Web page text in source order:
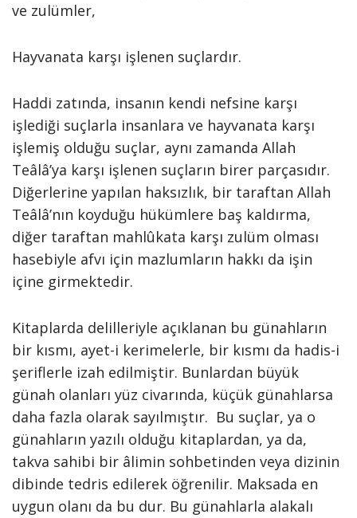
ve zulümler,
Hayvanata karşı işlenen suçlardır.
Haddi zatında, insanın kendi nefsine karşı
işlediği suçlarla insanlara ve hayvanata karşı
işlemiş olduğu suçlar, aynı zamanda Allah
Teâlâ’ya karşı işlenen suçların birer parçasıdır.
Diğerlerine yapılan haksızlık, bir taraftan Allah
Teâlâ’nın koyduğu hükümlere baş kaldırma,
diğer taraftan mahlûkata karşı zulüm olması
hasebiyle afvı için mazlumların hakkı da işin
içine girmektedir.
Kitaplarda delilleriyle açıklanan bu günahların
bir kısmı, ayet-i kerimelerle, bir kısmı da hadis-i
şeriflerle izah edilmiştir. Bunlardan büyük
günah olanları yüz civarında, küçük günahlarsa
daha fazla olarak sayılmıştır. Bu suçlar, ya o
günahların yazılı olduğu kitaplardan, ya da,
takva sahibi bir âlimin sohbetinden veya dizinin
dibinde tedris edilerek öğrenilir. Maksada en
uygun olanı da bu dur. Bu günahlarla alakalı